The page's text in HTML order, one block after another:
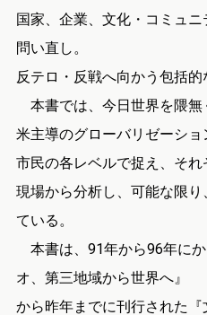
国家、企業、文化・コミュ
問い直し。
反テロ・反戦へ向かう包括的
本書では、今日世界を隈無
米主導のグローバリゼーショ
市民の各レベルで捉え、そ
現場から分析し、可能な限
ている。
本書は、91年から96年に
オ、第三地域から世界へ』
から昨年までに刊行された『